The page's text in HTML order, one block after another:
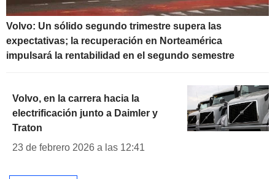
Volvo: Un sólido segundo trimestre supera las
expectativas; la recuperación en Norteamérica
impulsará la rentabilidad en el segundo semestre
Volvo, en la carrera hacia la
electrificación junto a Daimler y
Traton
23 de febrero 2026 a las 12:41